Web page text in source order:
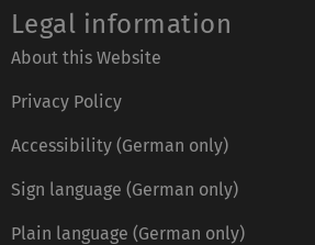
Legal information
About this Website
Privacy Policy
Accessibility (German only)
Sign language (German only)
Plain language (German only)